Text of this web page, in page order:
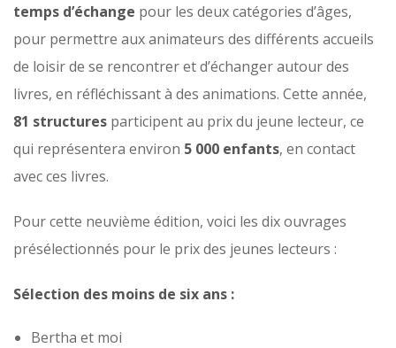
temps d’échange pour les deux catégories d’âges,
pour permettre aux animateurs des différents accueils
de loisir de se rencontrer et d’échanger autour des
livres, en réfléchissant à des animations. Cette année,
81 structures participent au prix du jeune lecteur, ce
qui représentera environ 5 000 enfants, en contact
avec ces livres.
Pour cette neuvième édition, voici les dix ouvrages
présélectionnés pour le prix des jeunes lecteurs :
Sélection des moins de six ans :
Bertha et moi